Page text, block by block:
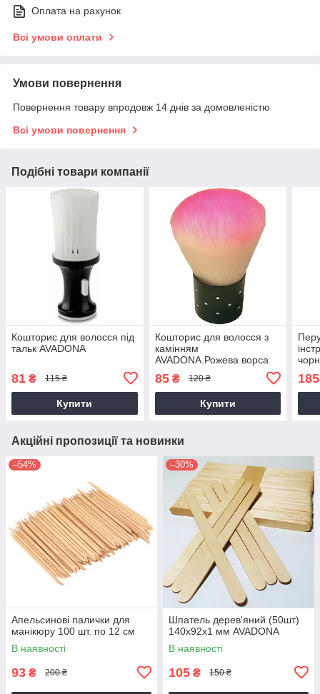
Оплата на рахунок
Всі умови оплати
Умови повернення
Повернення товару впродовж 14 днів за домовленістю
Всі умови повернення
Подібні товари компанії
Кошторис для волосся під
тальк AVADONA
81 ₴ 115 ₴
Купити
Кошторис для волосся з
камінням
AVADONA.Рожева ворса
85₴ 120 ₴
Купити
185
Акційні пропозиції та новинки
–54%
Апельсинові палички для
манікюру 100 шт. по 12 см
В наявності
93 ₴ 200 ₴
–30%
Шпатель дерев'яний (50шт)
140х92х1 мм AVADONA
В наявності
105 ₴ 150 ₴